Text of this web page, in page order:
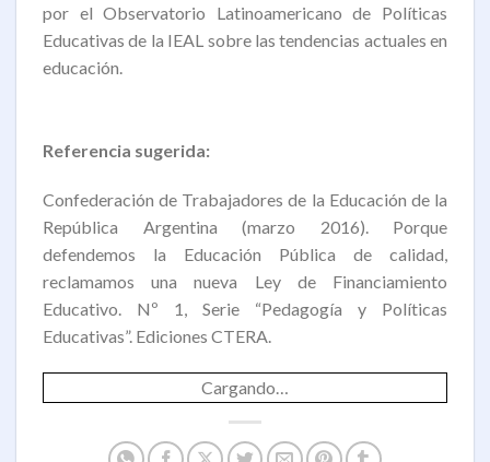
por el Observatorio Latinoamericano de Políticas
Educativas de la IEAL sobre las tendencias actuales en
educación.
Referencia sugerida:
Confederación de Trabajadores de la Educación de la
República Argentina (marzo 2016). Porque
defendemos la Educación Pública de calidad,
reclamamos una nueva Ley de Financiamiento
Educativo. Nº 1, Serie “Pedagogía y Políticas
Educativas”. Ediciones CTERA.
Cargando…